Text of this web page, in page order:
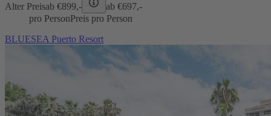
Alter Preisab €899,- ab €697,-
pro PersonPreis pro Person
BLUESEA Puerto Resort